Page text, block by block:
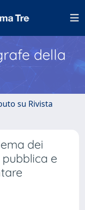
della
su Rivista
dei
e